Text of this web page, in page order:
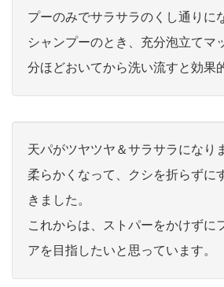
プーのみでサラサラのくし通りに
シャンプーのとき、充分泡立てマ
分ほどおいてから洗い流すと効果
天パがツヤツヤ＆サラサラになり
柔らかくなって、クシを折らずに
きました。
これからは、ストパーをかけずに
アを目指したいと思っています。